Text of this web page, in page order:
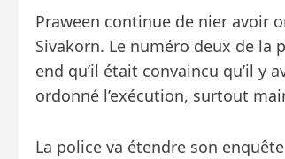
Praween continue de nier avoir
Sivakorn. Le numéro deux de la
end qu’il était convaincu qu’il y
ordonné l’exécution, surtout
La police va étendre son